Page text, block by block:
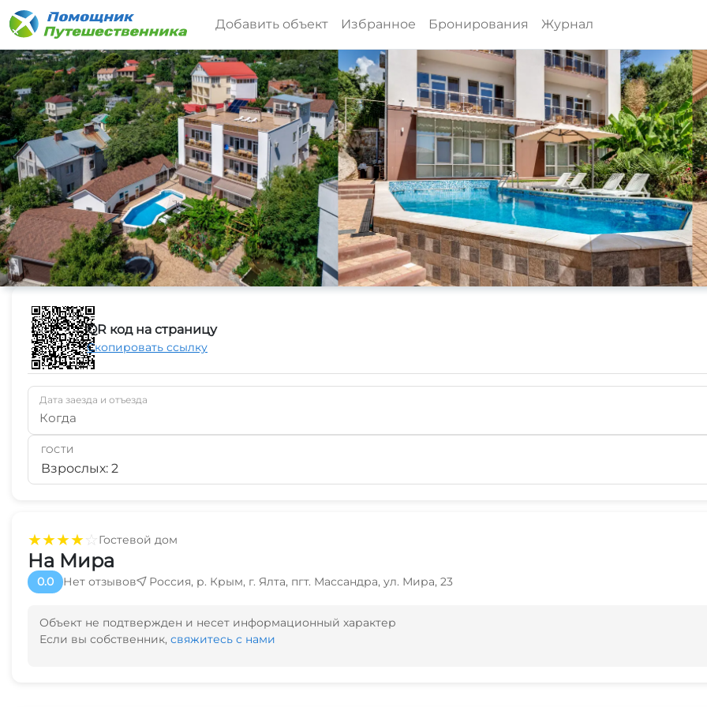
Добавить объект Избранное Бронирования Журнал
★★★★☆Гостевой дом
На Мира
0.0 Нет отзывов Россия, р. Крым, г. Ялта, пгт. Массандра, ул. Мира, 23
Объект не подтвержден и несет информационный характер
Если вы собственник, свяжитесь с нами
QR код на страницу
Скопировать ссылку
Дата заезда и отъезда
Когда
ГОСТИ
Взрослых: 2